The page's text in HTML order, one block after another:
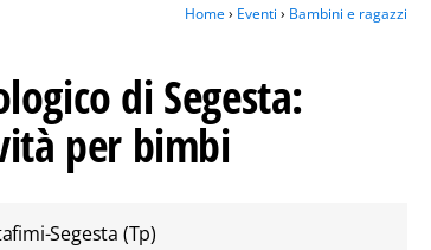
Home› Eventi › Bambini e ragazzi
di Segesta:
per bimbi
Segesta (Tp)